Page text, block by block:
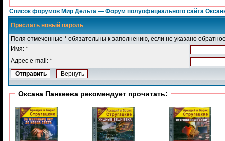
Список форумов Мир Дельта — Форум полуофициального сайта
Прислать новый пароль
Поля отмеченные * обязательны к заполнению, если не указано
Имя: *
Адрес e-mail: *
Оксана Панкеева рекомендует прочитать: